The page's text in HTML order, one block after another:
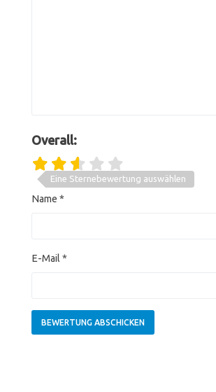
Overall:
Eine Sternebewertung auswählen
Name *
E-Mail *